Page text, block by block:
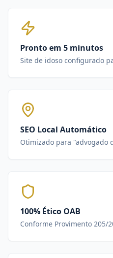
Pronto em 5 minutos
Site de idoso configurado
SEO Local Automático
Otimizado para "advogado
100% Ético OAB
Conforme Provimento 205/